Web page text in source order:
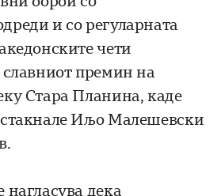
и со регуларната
чети
славниот премин на
Стара Планина, каде
Иљо Малешевски
нагласува дека